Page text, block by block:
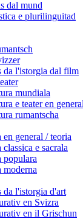
dal mund
e plurilinguitad
da l'istorgia dal film
mundiala
e teater en general
rumantscha
en general / teoria
e sacrala
populara
moderna
da l'istorgia d'art
en Svizra
en il Grischun